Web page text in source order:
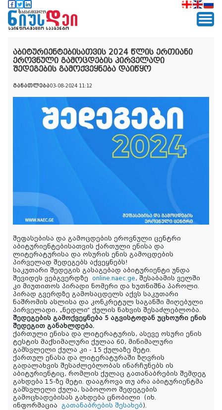
აბიტურიენტებისათვის 2024 წლის ერთიანი
ეროვნული გამოცდების პირველადი
შედეგების გამოქვეყნება დაიწყო
განათლება03-08-2024 11:12
შეფასებისა და გამოცდების ეროვნული ცენტრი
აბიტურიენტებისათვის ქართული ენისა და
ლიტერატურისა და ოსურის ენის გამოცდების
პირველად შედეგებს აქვეყნებს!
საკუთარი შედეგის გასაგებად აბიტურიენტი უნდა
შევიდეს ვებგვერდზე online.naec.ge, შესაბამის ველში
კი მიუთითოს პირადი ნომერი და ხუთნიშნა პაროლი.
პირად გვერდზე გამოსაცდელს აქვს საკუთარი
ნაშრომის ასლისა და კონკრეტულ საგანში მიღებული
პირველადი, „ნედლი“ ქულის ნახვის შესაძლებლობა.
შედეგების გამოქვეყნება 5 აგვისტოდან უცხოური ენის
შედეგით განახლდება.
ქართული ენისა და ლიტერატურის, ასევე ოსური ენის
ტესტის მაქსიმალური ქულაა 60, მინიმალური
გამსვლელი ქულა კი - 15 ქულაზე მეტი.
ქართულ ენასა და ლიტერატურაში ზღვრის
გადალახვის შესაძლებლობას ინარჩუნებს ის
აბიტურიენტიც, რომლის ქულაც გათანაბრების შემდეგ
გახდება 15-ზე მეტი. დააგროვა თუ არა აბიტურიენტმა
გამსვლელი ქულა, საბოლოო შედეგების
გამოცხადებისას გახდება ცნობილი (იხ.
ინფორმაცია გათანაბრების შესახებ ).